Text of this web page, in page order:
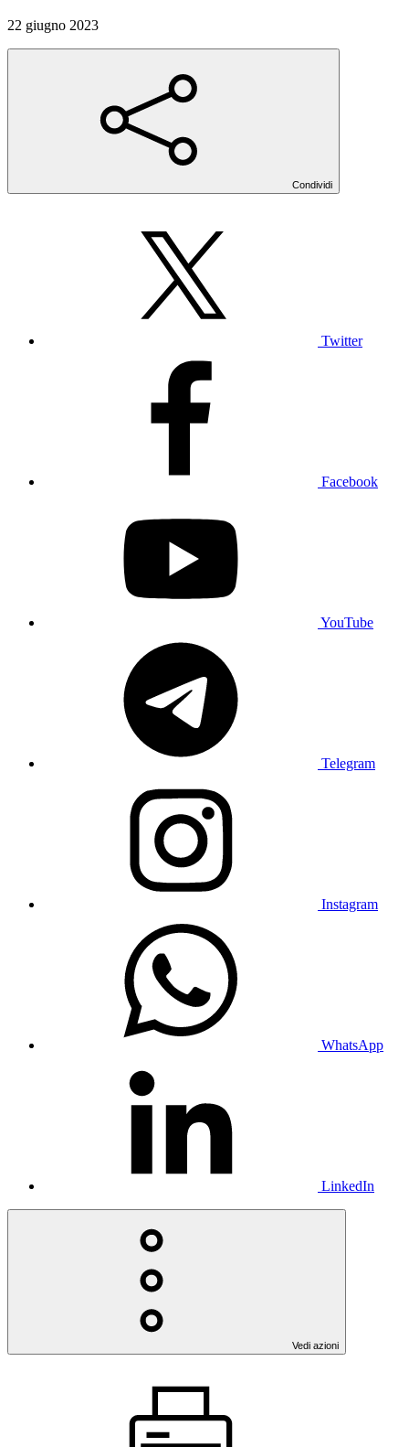
22 giugno 2023
Condividi
Twitter
Facebook
YouTube
Telegram
Instagram
WhatsApp
LinkedIn
Vedi azioni